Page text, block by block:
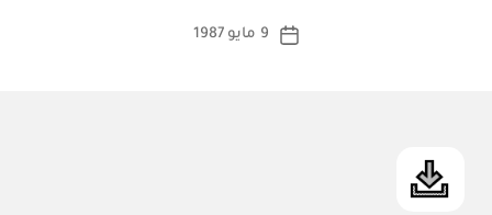
كاتب
ة
تاريخ
9 مايو 1987